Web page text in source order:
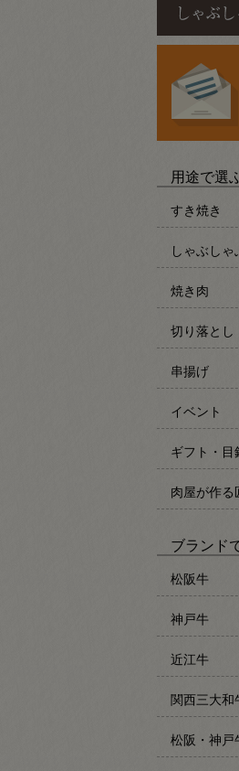
用途で選
すき焼き
しゃぶしゃ
焼き肉
切り落とし
串揚げ
イベント
ギフト・目
肉屋が作る
ブランド
松阪牛
神戸牛
近江牛
関西三大和
松阪・神戸